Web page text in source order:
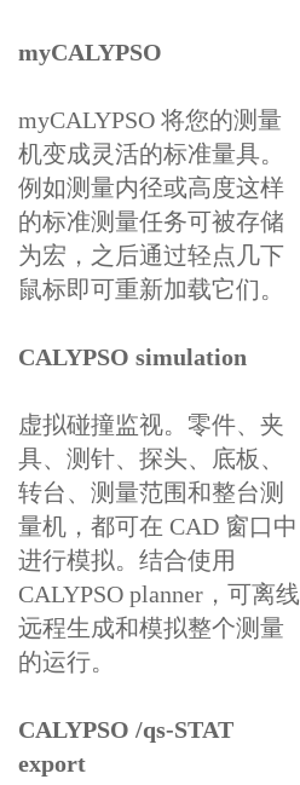
myCALYPSO
myCALYPSO 将您的测量
机变成灵活的标准量具。
例如测量内径或高度这样
的标准测量任务可被存储
为宏，之后通过轻点几下
鼠标即可重新加载它们。
CALYPSO simulation
虚拟碰撞监视。零件、夹
具、测针、探头、底板、
转台、测量范围和整台测
量机，都可在 CAD 窗口中
进行模拟。结合使用
CALYPSO planner，可离线
远程生成和模拟整个测量
的运行。
CALYPSO /qs-STAT
export